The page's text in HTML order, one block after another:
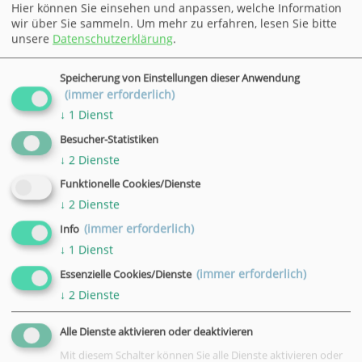
Uhrzeit
19:30 - 21:00 Uhr
Ort
VHS, Göttingen, Bahnhofsallee 7
Datum
27.01.2027
Uhrzeit
19:30 - 21:00 Uhr
VHS, Göttingen, Bahnhofsallee 7
Datum
03.02.2027
Uhrzeit
19:30 - 21:00 Uhr
Ort
VHS, Göttingen, Bahnhofsallee 7
Hier können Sie einsehen und anpassen, welche Information
wir über Sie sammeln. Um mehr zu erfahren, lesen Sie bitte
unsere Datenschutzerklärung.
Speicherung von Einstellungen dieser Anwendung
(immer erforderlich)
↓ 1 Dienst
Besucher-Statistiken
↓ 2 Dienste
Funktionelle Cookies/Dienste
↓ 2 Dienste
Info (immer erforderlich)
↓ 1 Dienst
Essenzielle Cookies/Dienste (immer erforderlich)
↓ 2 Dienste
Alle Dienste aktivieren oder deaktivieren
Mit diesem Schalter können Sie alle Dienste aktivieren oder